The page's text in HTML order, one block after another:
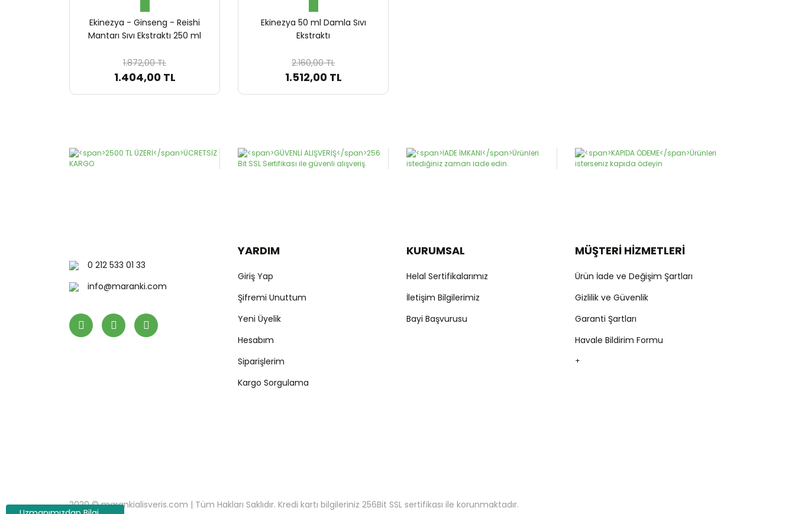
Ekinezya - Ginseng - Reishi
Mantarı Sıvı Ekstraktı 250 ml
1.872,00 TL
1.404,00 TL
Ekinezya 50 ml Damla Sıvı
Ekstraktı
2.160,00 TL
1.512,00 TL
0 212 533 01 33
info@maranki.com
YARDIM
Giriş Yap
Şifremi Unuttum
Yeni Üyelik
Hesabım
Siparişlerim
Kargo Sorgulama
KURUMSAL
Helal Sertifikalarımız
İletişim Bilgilerimiz
Bayi Başvurusu
MÜŞTERİ HİZMETLERİ
Ürün İade ve Değişim Şartları
Gizlilik ve Güvenlik
Garanti Şartları
Havale Bildirim Formu
+
2020 © marankialisveris.com | Tüm Hakları Saklıdır. Kredi kartı bilgileriniz 256Bit SSL sertifikası ile korunmaktadır.